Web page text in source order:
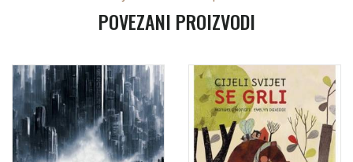
POVEZANI PROIZVODI